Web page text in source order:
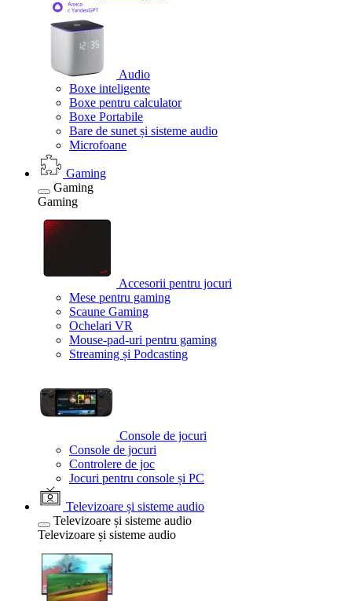
Audio
Boxe inteligente
Boxe pentru calculator
Boxe Portabile
Bare de sunet și sisteme audio
Microfoane
Gaming
Gaming
Gaming
Accesorii pentru jocuri
Mese pentru gaming
Scaune Gaming
Ochelari VR
Mouse-pad-uri pentru gaming
Streaming și Podcasting
Console de jocuri
Console de jocuri
Controlere de joc
Jocuri pentru console și PC
Televizoare și sisteme audio
Televizoare și sisteme audio
Televizoare și sisteme audio